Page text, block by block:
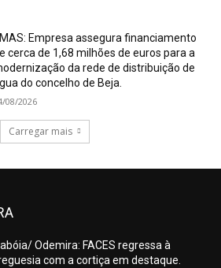
Empresa assegura financiamento
cerca de 1,68 milhões de euros para a
da rede de distribuição de
do concelho de Beja.
08/2026
Carregar mais
Odemira: FACES regressa à
com a cortiça em destaque.